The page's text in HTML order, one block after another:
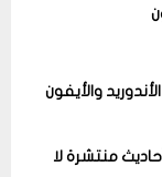
والأيفون
منتشرة لا